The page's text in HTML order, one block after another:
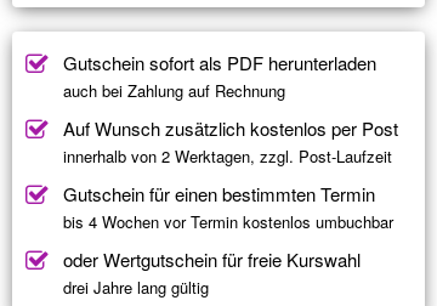
Gutschein sofort als PDF herunterladen
auch bei Zahlung auf Rechnung
Auf Wunsch zusätzlich kostenlos per Post
innerhalb von 2 Werktagen, zzgl. Post-Laufzeit
Gutschein für einen bestimmten Termin
bis 4 Wochen vor Termin kostenlos umbuchbar
oder Wertgutschein für freie Kurswahl
drei Jahre lang gültig